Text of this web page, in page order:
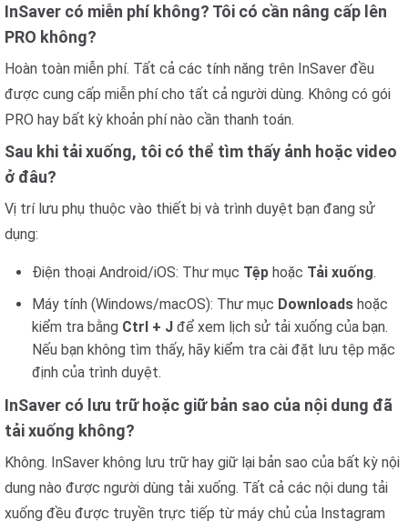
InSaver có miễn phí không? Tôi có cần nâng cấp lên
PRO không?
Hoàn toàn miễn phí. Tất cả các tính năng trên InSaver đều
được cung cấp miễn phí cho tất cả người dùng. Không có gói
PRO hay bất kỳ khoản phí nào cần thanh toán.
Sau khi tải xuống, tôi có thể tìm thấy ảnh hoặc video
ở đâu?
Vị trí lưu phụ thuộc vào thiết bị và trình duyệt bạn đang sử
dụng:
Điện thoại Android/iOS: Thư mục Tệp hoặc Tải xuống.
Máy tính (Windows/macOS): Thư mục Downloads hoặc
kiểm tra bằng Ctrl + J để xem lịch sử tải xuống của bạn.
Nếu bạn không tìm thấy, hãy kiểm tra cài đặt lưu tệp mặc
định của trình duyệt.
InSaver có lưu trữ hoặc giữ bản sao của nội dung đã
tải xuống không?
Không. InSaver không lưu trữ hay giữ lại bản sao của bất kỳ nội
dung nào được người dùng tải xuống. Tất cả các nội dung tải
xuống đều được truyền trực tiếp từ máy chủ của Instagram